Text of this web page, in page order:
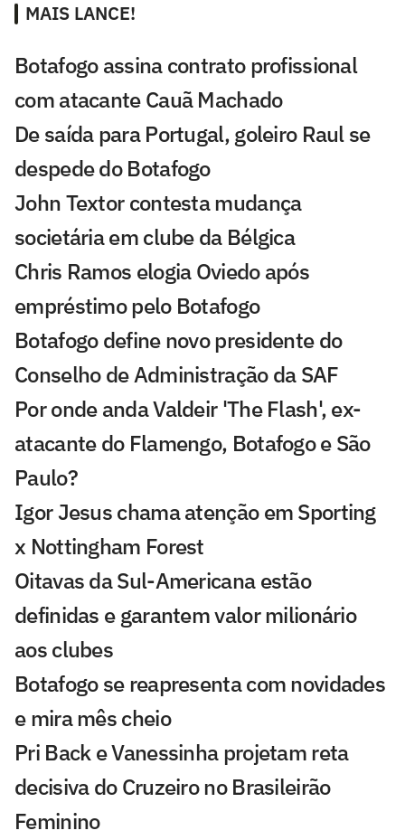
MAIS LANCE!
Botafogo assina contrato profissional
com atacante Cauã Machado
De saída para Portugal, goleiro Raul se
despede do Botafogo
John Textor contesta mudança
societária em clube da Bélgica
Chris Ramos elogia Oviedo após
empréstimo pelo Botafogo
Botafogo define novo presidente do
Conselho de Administração da SAF
Por onde anda Valdeir 'The Flash', ex-
atacante do Flamengo, Botafogo e São
Paulo?
Igor Jesus chama atenção em Sporting
x Nottingham Forest
Oitavas da Sul-Americana estão
definidas e garantem valor milionário
aos clubes
Botafogo se reapresenta com novidades
e mira mês cheio
Pri Back e Vanessinha projetam reta
decisiva do Cruzeiro no Brasileirão
Feminino